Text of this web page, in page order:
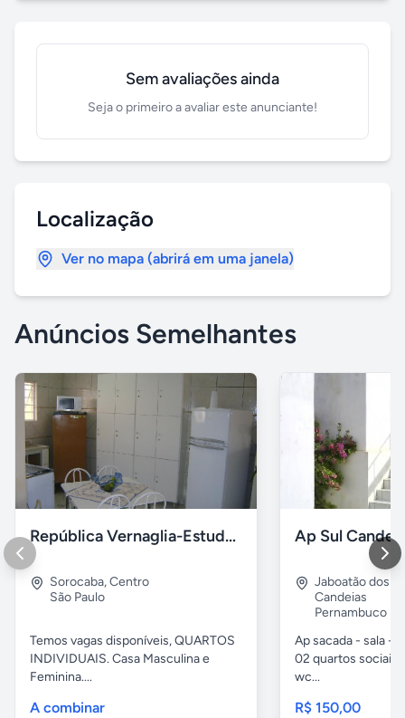
Sem avaliações ainda
Seja o primeiro a avaliar este anunciante!
Localização
Ver no mapa (abrirá em uma janela)
Anúncios Semelhantes
República Vernaglia-Estudantes e ou Trabalhadores
Sorocaba,Centro
São Paulo
Temos vagas disponíveis, QUARTOS
INDIVIDUAIS. Casa Masculina e
Feminina....
A combinar
Ap Sul
Jaboatão dos
Candeias
Pernambuco
Ap sacada - sala -
02 quartos
wc...
R$ 150,00